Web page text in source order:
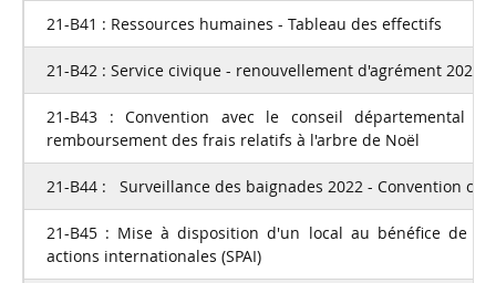
21-B41 : Ressources humaines - Tableau des effectifs
21-B42 : Service civique - renouvellement d'agrément 2022/
21-B43 : Convention avec le conseil départemental
remboursement des frais relatifs à l'arbre de Noël
21-B44 : Surveillance des baignades 2022 - Convention
21-B45 : Mise à disposition d'un local au bénéfice de
actions internationales (SPAI)